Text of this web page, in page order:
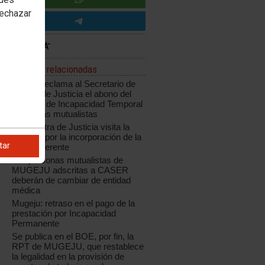
Noticias relacionadas
CCOO reclama al Secretario de
Estado de Justicia el abono del
subsidio de Incapacidad Temporal
a los y las mutualistas
La ministra de Justicia visita la
Mugeju, por la incorporación de la
nueva Gerente
Las personas mutualistas de
MUGEJU adscritas a CASER
deberán de cambiar de entidad
médica
Mugeju: retraso en el pago de la
prestación por Incapacidad
Permanente
Se publica en el BOE, por fin, la
RPT de MUGEJU, que restablece
la legalidad en la provisión de